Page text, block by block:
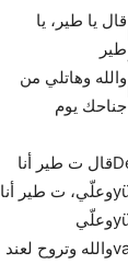
قال يا طير، يا
طير
والله وهاتلي من
جناحك يوم
قال ت طير أنا
وعلّي، ت طير أنا
وعلّي
والله وتروح لعند